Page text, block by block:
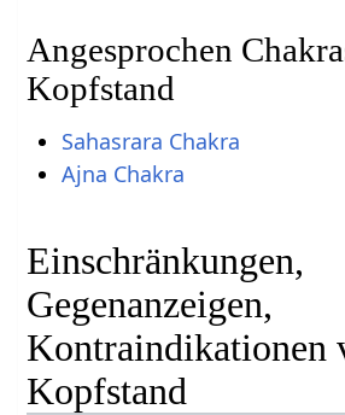
Angesprochen
Kopfstand
Sahasrara Chakra
Ajna Chakra
Einschränkungen,
Gegenanzeigen,
Kontraindikationen
Kopfstand